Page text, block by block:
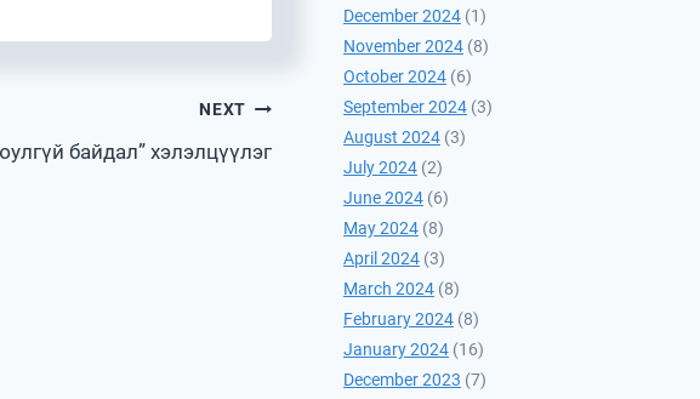
NEXT
байдал” хэлэлцүүлэг
December 2024 (1)
November 2024 (8)
October 2024 (6)
September 2024 (3)
August 2024 (3)
July 2024 (2)
June 2024 (6)
May 2024 (8)
April 2024 (3)
March 2024 (8)
February 2024 (8)
January 2024 (16)
December 2023 (7)